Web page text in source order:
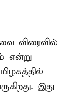
விரைவில்
என்று
இது